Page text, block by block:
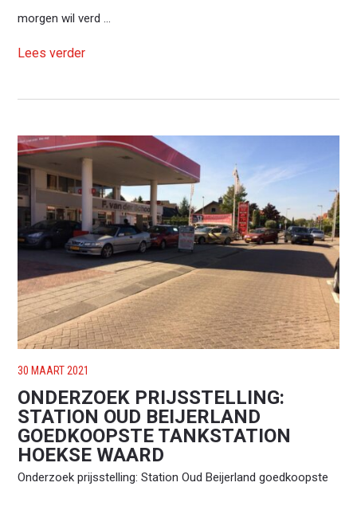
morgen wil verd ...
Lees verder
30 MAART 2021
ONDERZOEK PRIJSSTELLING:
STATION OUD BEIJERLAND
GOEDKOOPSTE TANKSTATION
HOEKSE WAARD
Onderzoek prijsstelling: Station Oud Beijerland goedkoopste